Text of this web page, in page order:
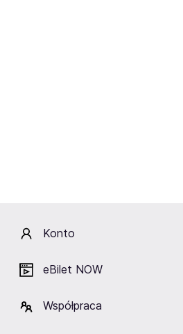
Konto
eBilet NOW
Współpraca
Warszawa